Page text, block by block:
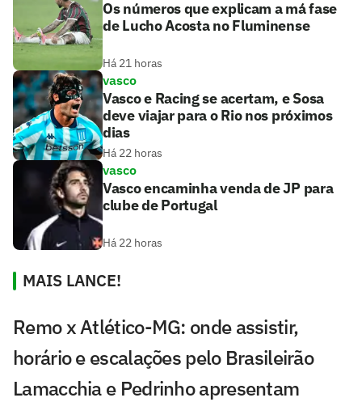
Os números que explicam a má fase
de Lucho Acosta no Fluminense
Há 21 horas
vasco
Vasco e Racing se acertam, e Sosa
deve viajar para o Rio nos próximos
dias
Há 22 horas
vasco
Vasco encaminha venda de JP para
clube de Portugal
Há 22 horas
MAIS LANCE!
Remo x Atlético-MG: onde assistir,
horário e escalações pelo Brasileirão
Lamacchia e Pedrinho apresentam